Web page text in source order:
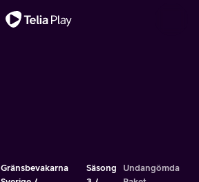
Gränsbevakarna
Säsong
Undangömda